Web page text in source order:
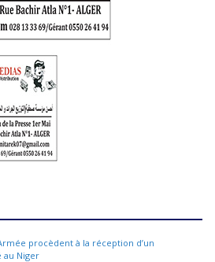
procèdent à la réception d’un
au Niger